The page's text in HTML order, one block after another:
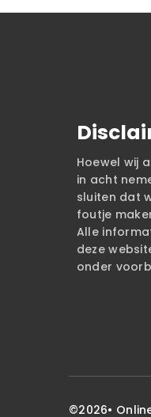
Hoewel wij
in acht
sluiten dat
foutje
Alle
deze
onder
©2026•